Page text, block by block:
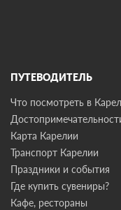
ПУТЕВОДИТЕЛЬ
Что посмотреть в
Карта Карелии
Транспорт Карелии
Праздники и события
Где купить сувениры?
Кафе, рестораны